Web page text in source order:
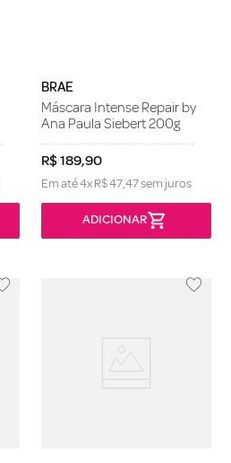
BRAE
Máscara Intense Repair by
Ana Paula Siebert 200g
R$189,90
Em até4xR$47,47sem juros